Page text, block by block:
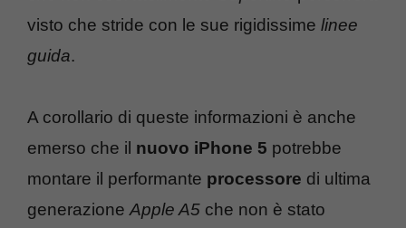
visto che stride con le sue rigidissime linee
guida.
A corollario di queste informazioni è anche
emerso che il nuovo iPhone 5 potrebbe
montare il performante processore di ultima
generazione Apple A5 che non è stato